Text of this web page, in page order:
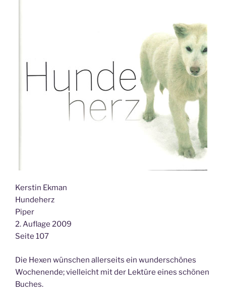
Kerstin Ekman
Hundeherz
Piper
2. Auflage 2009
Seite 107
Die Hexen wünschen allerseits ein wunderschönes
Wochenende; vielleicht mit der Lektüre eines schönen
Buches.